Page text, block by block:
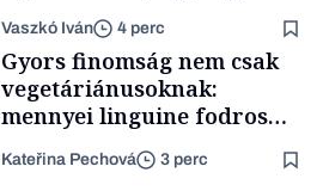
gondolataimat akartam
kimondani
Vaszkó Iván 4 perc
Gyors finomság nem csak
vegetáriánusoknak:
mennyei linguine fodros
magvakkal
Kateřina Pechová 3 perc